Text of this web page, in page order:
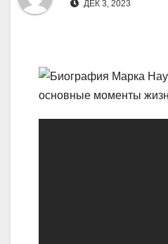
ДЕК 3, 2023